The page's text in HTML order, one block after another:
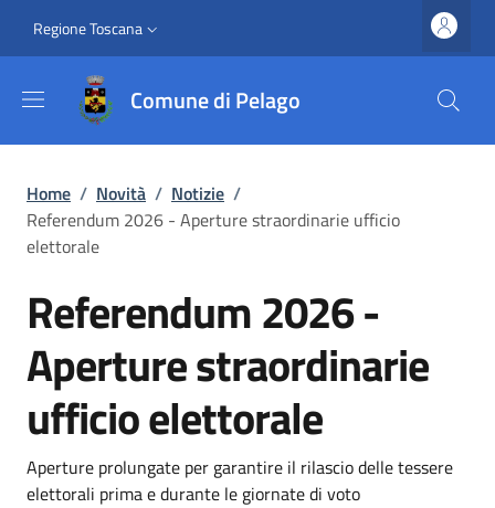
Slim top
Regione Toscana
Comune di Pelago
Briciole di pane
Home / Novità / Notizie /
Referendum 2026 - Aperture straordinarie ufficio
elettorale
Referendum 2026 -
Aperture straordinarie
ufficio elettorale
Dettagli
Descrizione breve
Aperture prolungate per garantire il rilascio delle tessere
elettorali prima e durante le giornate di voto